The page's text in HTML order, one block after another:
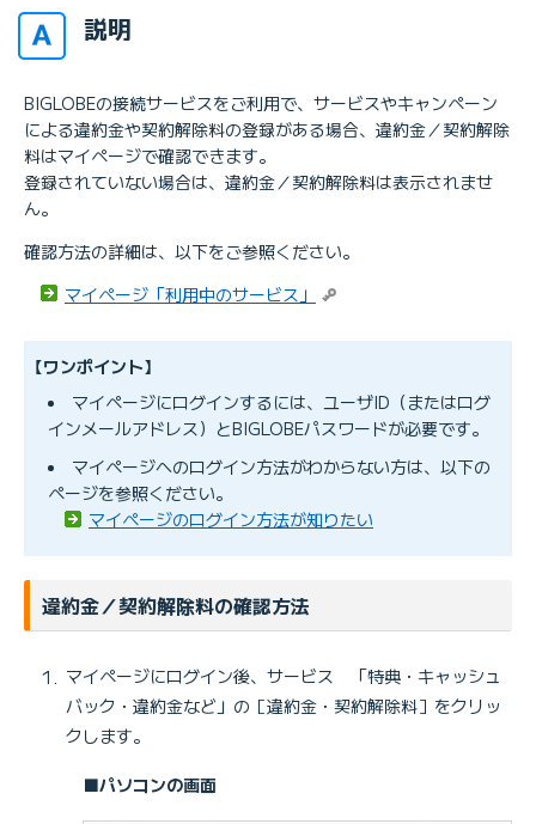
説明
BIGLOBEの接続サービスをご利用で、サービスやキャンペーン
による違約金や契約解除料の登録がある場合、違約金／契約解除
料はマイページで確認できます。
登録されていない場合は、違約金／契約解除料は表示されませ
ん。
確認方法の詳細は、以下をご参照ください。
マイページ「利用中のサービス」
【ワンポイント】
マイページにログインするには、ユーザID（またはログ
インメールアドレス）とBIGLOBEパスワードが必要です。
マイページへのログイン方法がわからない方は、以下の
ページを参照ください。
マイページのログイン方法が知りたい
違約金／契約解除料の確認方法
マイページにログイン後、サービス 「特典・キャッシュ
バック・違約金など」の［違約金・契約解除料］をクリッ
クします。
■パソコンの画面